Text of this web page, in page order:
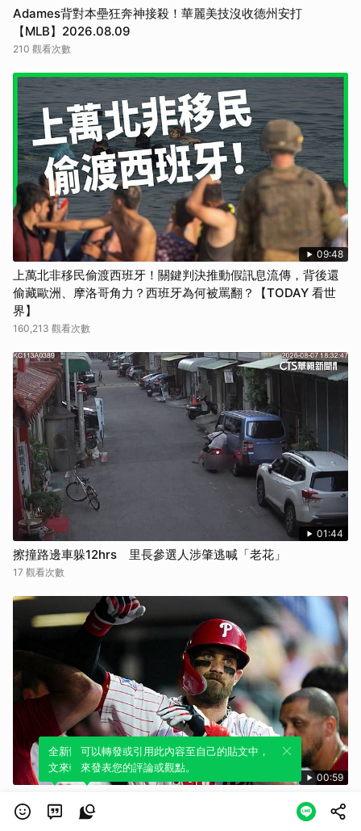
Adames背對本壘狂奔神接殺！華麗美技沒收德州安打
【MLB】2026.08.09
210 觀看次數
09:48
上萬北非移民偷渡西班牙！關鍵判決推動假訊息流傳，背後還
偷藏歐洲、摩洛哥角力？西班牙為何被罵翻？【TODAY 看世
界】
160,213 觀看次數
01:44
擦撞路邊車躲12hrs 里長參選人涉肇逃喊「老花」
17 觀看次數
00:59
連兩棒重砲輸出！費城人「背靠背」轟平比分【MLB】
2026.08.09
全新體驗！一鍵引用此內容，透過發布貼
文來輕鬆表達個人立場。
可以轉發或引用此內容至自己的貼文中，
來發表您的評論或觀點。